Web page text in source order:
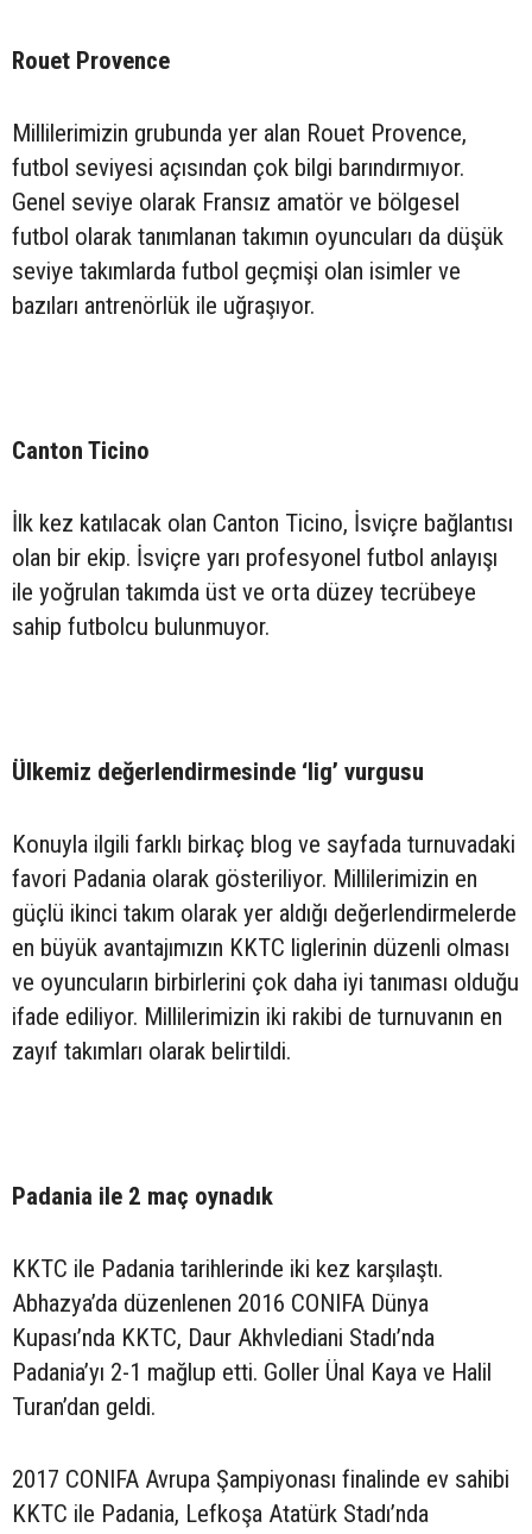
Rouet Provence
Millilerimizin grubunda yer alan Rouet Provence,
futbol seviyesi açısından çok bilgi barındırmıyor.
Genel seviye olarak Fransız amatör ve bölgesel
futbol olarak tanımlanan takımın oyuncuları da düşük
seviye takımlarda futbol geçmişi olan isimler ve
bazıları antrenörlük ile uğraşıyor.
Canton Ticino
İlk kez katılacak olan Canton Ticino, İsviçre bağlantısı
olan bir ekip. İsviçre yarı profesyonel futbol anlayışı
ile yoğrulan takımda üst ve orta düzey tecrübeye
sahip futbolcu bulunmuyor.
Ülkemiz değerlendirmesinde ‘lig’ vurgusu
Konuyla ilgili farklı birkaç blog ve sayfada turnuvadaki
favori Padania olarak gösteriliyor. Millilerimizin en
güçlü ikinci takım olarak yer aldığı değerlendirmelerde
en büyük avantajımızın KKTC liglerinin düzenli olması
ve oyuncuların birbirlerini çok daha iyi tanıması olduğu
ifade ediliyor. Millilerimizin iki rakibi de turnuvanın en
zayıf takımları olarak belirtildi.
Padania ile 2 maç oynadık
KKTC ile Padania tarihlerinde iki kez karşılaştı.
Abhazya’da düzenlenen 2016 CONIFA Dünya
Kupası’nda KKTC, Daur Akhvlediani Stadı’nda
Padania’yı 2-1 mağlup etti. Goller Ünal Kaya ve Halil
Turan’dan geldi.
2017 CONIFA Avrupa Şampiyonası finalinde ev sahibi
KKTC ile Padania, Lefkoşa Atatürk Stadı’nda